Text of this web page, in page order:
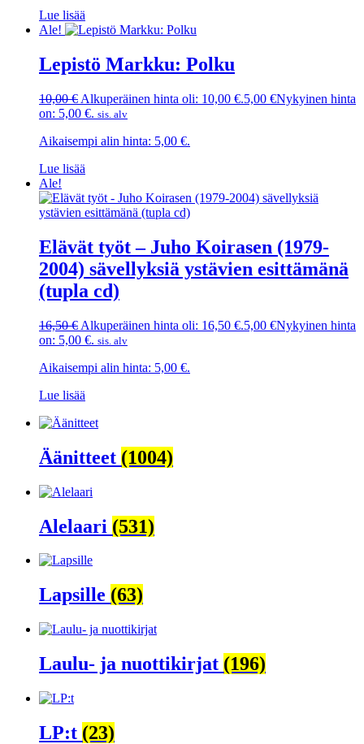
Lue lisää
Ale!
Lepistö Markku: Polku
10,00€ Alkuperäinen hinta oli: 10,00 €.5,00 €Nykyinen hinta
on: 5,00 €. sis. alv
Aikaisempi alin hinta: 5,00 €.
Lue lisää
Ale!
Elävät työt – Juho Koirasen (1979-
2004) sävellyksiä ystävien esittämänä
(tupla cd)
16,50€ Alkuperäinen hinta oli: 16,50 €.5,00 €Nykyinen hinta
on: 5,00 €. sis. alv
Aikaisempi alin hinta: 5,00 €.
Lue lisää
Äänitteet (1004)
Alelaari (531)
Lapsille (63)
Laulu- ja nuottikirjat (196)
LP:t (23)